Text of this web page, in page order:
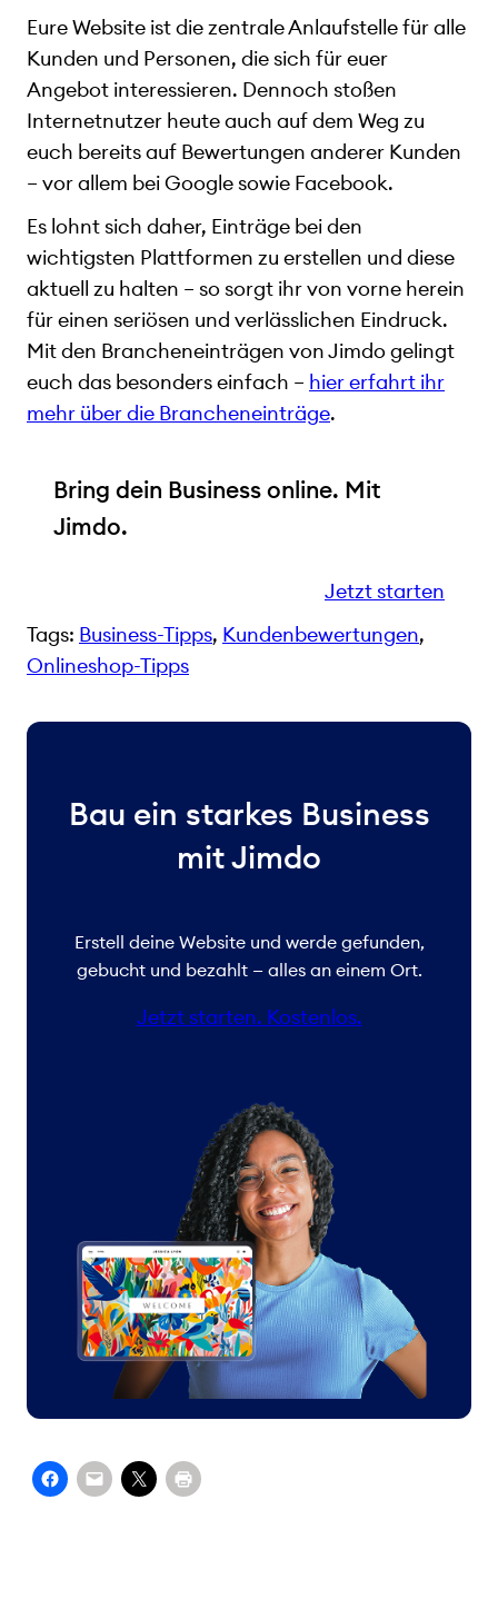
Eure Website ist die zentrale Anlaufstelle für alle
Kunden und Personen, die sich für euer
Angebot interessieren. Dennoch stoßen
Internetnutzer heute auch auf dem Weg zu
euch bereits auf Bewertungen anderer Kunden
– vor allem bei Google sowie Facebook.
Es lohnt sich daher, Einträge bei den
wichtigsten Plattformen zu erstellen und diese
aktuell zu halten – so sorgt ihr von vorne herein
für einen seriösen und verlässlichen Eindruck.
Mit den Brancheneinträgen von Jimdo gelingt
euch das besonders einfach – hier erfahrt ihr
mehr über die Brancheneinträge.
Bring dein Business online. Mit
Jimdo.
Jetzt starten
Tags: Business-Tipps, Kundenbewertungen
Onlineshop-Tipps
Bau ein starkes Business
mit Jimdo
Erstell deine Website und werde gefunden,
gebucht und bezahlt — alles an einem Ort.
Jetzt starten. Kostenlos.